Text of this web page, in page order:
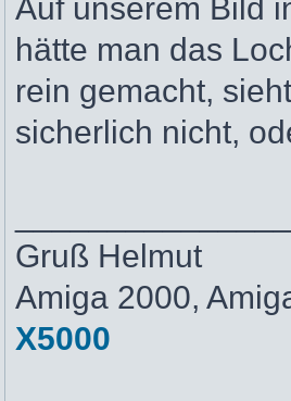
Auf unserem Bild
hätte man das
rein gemacht,
sicherlich nicht,
Gruß Helmut
Amiga 2000,
X5000